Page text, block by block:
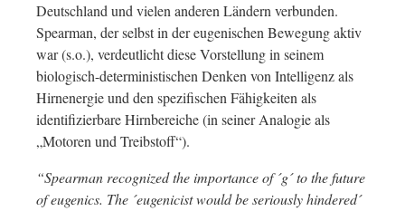
Deutschland und vielen anderen Ländern verbunden.
Spearman, der selbst in der eugenischen Bewegung aktiv
war (s.o.), verdeutlicht diese Vorstellung in seinem
biologisch-deterministischen Denken von Intelligenz als
Hirnenergie und den spezifischen Fähigkeiten als
identifizierbare Hirnbereiche (in seiner Analogie als
„Motoren und Treibstoff“).
“Spearman recognized the importance of ´g´ to the future
of eugenics. The ´eugenicist would be seriously hindered´